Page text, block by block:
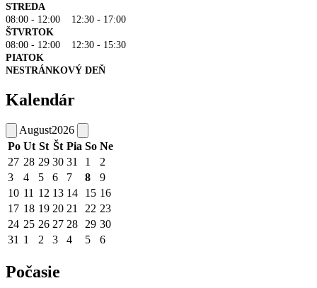
STREDA
08:00 - 12:00 12:30 - 17:00
ŠTVRTOK
08:00 - 12:00 12:30 - 15:30
PIATOK
NESTRÁNKOVÝ DEŇ
Kalendár
August2026
Po Ut St Št Pia So Ne
27 28 29 30 31 1
2
3
4 5 6 7 8
9
10 11 12 13 14 15 16
17 18 19 20 21 22 23
24 25 26 27 28 29 30
31 1 2 3 4 5 6
Počasie